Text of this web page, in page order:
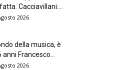
Cacciavillani:...
2026
della musica, è
Francesco...
2026